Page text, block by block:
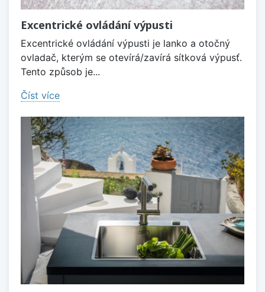
Excentrické ovládání výpusti
Excentrické ovládání výpusti je lanko a otočný
ovladač, kterým se otevírá/zavírá sítková výpusť.
Tento způsob je...
Číst více